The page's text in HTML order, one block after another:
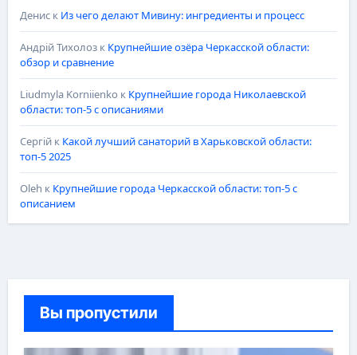
Дениск Из чего делают Мивину: ингредиенты и процесс
Андрій Тихолозк Крупнейшие озёра Черкасской области:
обзор и сравнение
Liudmyla Korniienko к Крупнейшие города Николаевской
области: топ-5 с описаниями
Сергійк Какой лучший санаторий в Харьковской области:
топ-5 2025
Oleh к Крупнейшие города Черкасской области: топ-5 с
описанием
Вы пропустили